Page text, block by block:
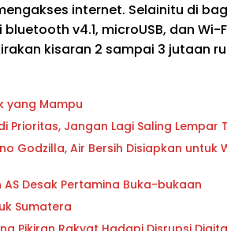
internet. Selainitu di
v4.1, microUSB, dan Wi-
kisaran 2 sampai 3 jutaan
yang Mampu
Prioritas, Jangan Lagi Saling Lempar
Godzilla, Air Bersih Disiapkan untuk
Desak Pertamina Buka-bukaan
Sumatera